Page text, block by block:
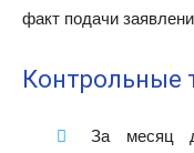
факт подачи
Контрольные
За месяц